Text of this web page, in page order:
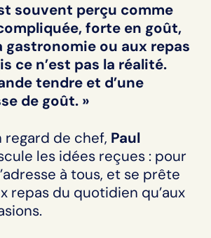
souvent perçu comme
forte en goût,
gastronomie ou aux repas
ce n’est pas la réalité.
tendre et d’une
de goût. »
regard de chef, Paul
les idées reçues : pour
à tous, et se prête
repas du quotidien qu’aux